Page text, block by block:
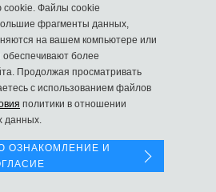
cookie. Файлы cookie
фрагменты данных,
на вашем компьютере или
обеспечивают более
Продолжая просматривать
с использованием файлов
политики в отношении
данных.
ОЗНАКОМЛЕНИЕ И